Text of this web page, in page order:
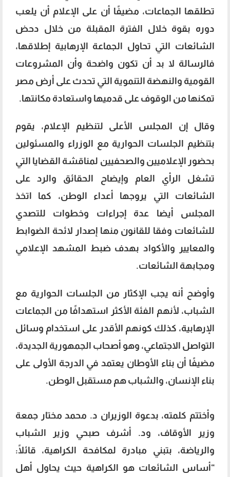
تطلقها الجماعات، مضيفًا أن على الإعلام أن يلعب
دوره بقوة خلال الفترة المقبلة من خلال دحض
الشائعات التي تحاول الجماعة الإرهابية إطلاقها،
فالرسالة لا بد أن تكون واضحة وأن المشروعات
القومية والنهضة التنموية التي تحدث على أرض مصر
تمكنها من الوقوف على قدميها واستعادة مكانتها.
وقال إن المجلس الأعلى لتنظيم الإعلام، يقوم
بتنظيم الجلسات الحوارية مع الوزراء والمسئولين
بحضور الإعلاميين والصحفيين لمناقشة القضايا التي
تشغل الرأي العام وإيضاح الحقائق والرد على
الشائعات التي يروجها أعداء الوطن، كما اتخذ
المجلس أيضا عدة إجراءات وخطوات للتصدي
للشائعات وفقا للقانون منها إصدار لائحة الضوابط
والمعايير والأكواد بهدف ضبط المشهد الإعلامي
ومجابهة الشائعات.
وأوضح أنه يجب الإكثار من الجلسات الحوارية مع
الشباب، لأنهم الفئة الأكثر استهدافًا من الجماعات
الإرهابية، كذلك كونهم الأقدر على استخدام وسائل
التواصل الاجتماعي، وهو أصحاب الجمهورية الجديدة،
مضيفًا أن بناء الأوطان يعتمد في الدرجة الأولى على
بناء الإنسان، والشباب هم مستقبل الوطن.
وأختتم كلمته، بدعوة الوزيران د. محمد مختار جمعة
وزير الأوقاف، ود. أشرف صبحي وزير الشباب
والرياضة، بتبني مبادرة لمكافحة الكراهية، قائلًا:
“أساس الشائعات هو الكراهية حيث يحاول أهل